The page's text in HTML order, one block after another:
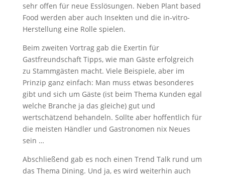
sehr offen für neue Esslösungen. Neben Plant based
Food werden aber auch Insekten und die in-vitro-
Herstellung eine Rolle spielen.
Beim zweiten Vortrag gab die Exertin für
Gastfreundschaft Tipps, wie man Gäste erfolgreich
zu Stammgästen macht. Viele Beispiele, aber im
Prinzip ganz einfach: Man muss etwas besonderes
gibt und sich um Gäste (ist beim Thema Kunden egal
welche Branche ja das gleiche) gut und
wertschätzend behandeln. Sollte aber hoffentlich für
die meisten Händler und Gastronomen nix Neues
sein …
Abschließend gab es noch einen Trend Talk rund um
das Thema Dining. Und ja, es wird weiterhin auch